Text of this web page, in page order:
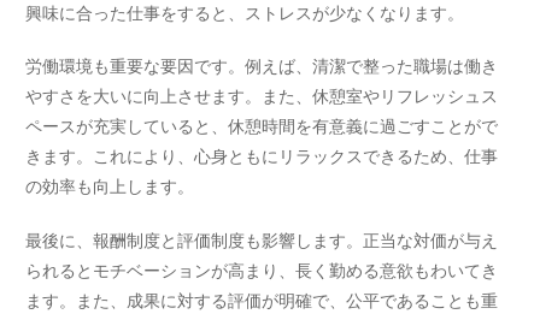
興味に合った仕事をすると、ストレスが少なくなります。
労働環境も重要な要因です。例えば、清潔で整った職場は働き
やすさを大いに向上させます。また、休憩室やリフレッシュス
ペースが充実していると、休憩時間を有意義に過ごすことがで
きます。これにより、心身ともにリラックスできるため、仕事
の効率も向上します。
最後に、報酬制度と評価制度も影響します。正当な対価が与え
られるとモチベーションが高まり、長く勤める意欲もわいてき
ます。また、成果に対する評価が明確で、公平であることも重